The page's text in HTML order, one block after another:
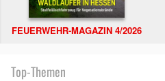
FEUERWEHR-MAGAZIN 4/2026
Top-Themen